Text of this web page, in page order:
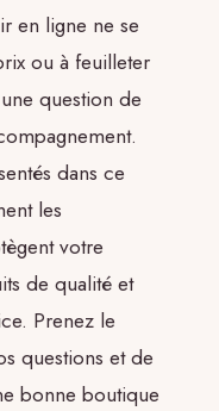
en ligne ne se
ou à feuilleter
question de
dans ce
les
votre
de qualité et
Prenez le
questions et de
bonne boutique